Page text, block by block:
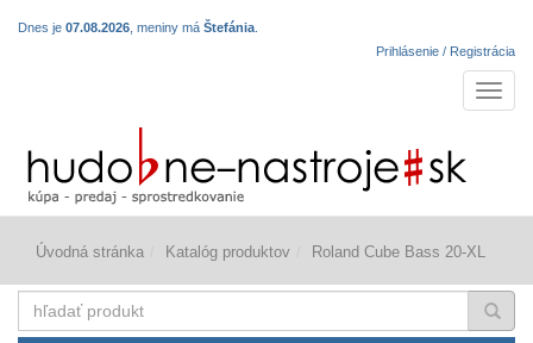
Dnes je 07.08.2026 , meniny má Štefánia
Prihlásenie / Registrácia
Úvodná stránka Katalóg produktov Roland Cube Bass 20-XL
produkt